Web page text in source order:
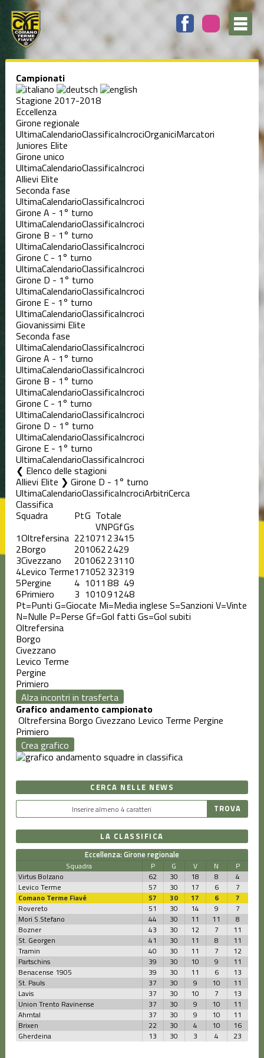
Campionati
Stagione 2017-2018
Eccellenza
Girone regionale
UltimaCalendarioClassificaIncrociOrganiciMarcatori
Juniores Elite
Girone unico
UltimaCalendarioClassificaIncroci
Allievi Elite
Seconda fase
UltimaCalendarioClassificaIncroci
Girone A - 1° turno
UltimaCalendarioClassificaIncroci
Girone B - 1° turno
UltimaCalendarioClassificaIncroci
Girone C - 1° turno
UltimaCalendarioClassificaIncroci
Girone D - 1° turno
UltimaCalendarioClassificaIncroci
Girone E - 1° turno
UltimaCalendarioClassificaIncroci
Giovanissimi Elite
Seconda fase
UltimaCalendarioClassificaIncroci
Girone A - 1° turno
UltimaCalendarioClassificaIncroci
Girone B - 1° turno
UltimaCalendarioClassificaIncroci
Girone C - 1° turno
UltimaCalendarioClassificaIncroci
Girone D - 1° turno
UltimaCalendarioClassificaIncroci
Girone E - 1° turno
UltimaCalendarioClassificaIncroci
Elenco delle stagioni
Allievi Elite ❯ Girone D - 1° turno
UltimaCalendarioClassificaIncrociArbitriCerca
Classifica
Squadra PtG Totale
VNPGfGs
1Oltrefersina 221071 23415
2Borgo 2010622429
3Civezzano 20106223110
4Levico Terme17105232319
5Pergine 4 1011 88 49
6Primiero 3 101091248
Pt=Punti G=Giocate Mi=Media inglese S=Sanzioni V=Vinte
N=Nulle P=Perse Gf=Gol fatti Gs=Gol subiti
Oltrefersina
Borgo
Civezzano
Levico Terme
Pergine
Primiero
Alza incontri in trasferta
Grafico andamento campionato
OltrefersinaBorgo Civezzano Levico Terme Pergine
Primiero
Crea grafico
CERCA NELLE NEWS
LA CLASSIFICA
Eccellenza: Girone regionale
Squadra P G V N
P
Virtus Bolzano
62 30 18 8
4
Levico Terme
57 30 17 6
7
Comano Terme Fiavé
57 30 17 6
7
Rovereto
51 30 14 9
7
Mori S.Stefano
44 30 11 11
8
Bozner
43 30 12 7
11
St. Georgen
41 30 11 8
11
Tramin
40 30 11 7
12
Partschins
39 30 10 9
11
Benacense 1905
39 30 11 6
13
St. Pauls
37 30 9 10
11
Lavis
37 30 10 7
13
Union Trento Ravinense
37 30 9 10
11
Ahrntal
37 30 9 10
11
Brixen
22 30 4 10
16
Gherdeina
13 30 3 4 23